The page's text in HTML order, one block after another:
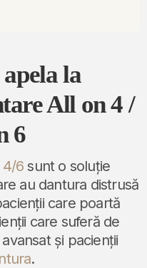
la
All on 4 /
6
4/6 sunt o soluție
au dantura distrusă
care poartă
care suferă de
și pacienții
.